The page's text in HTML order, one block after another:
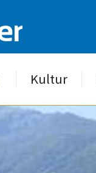
Kultur